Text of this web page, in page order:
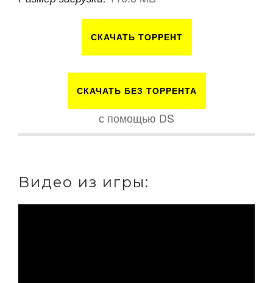
СКАЧАТЬ ТОРРЕНТ
СКАЧАТЬ БЕЗ ТОРРЕНТА
с помощью DS
Видео из игры: